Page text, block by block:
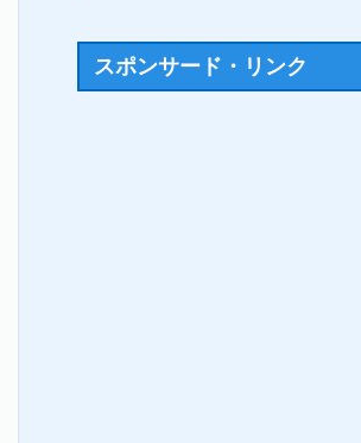
スポンサード・リンク